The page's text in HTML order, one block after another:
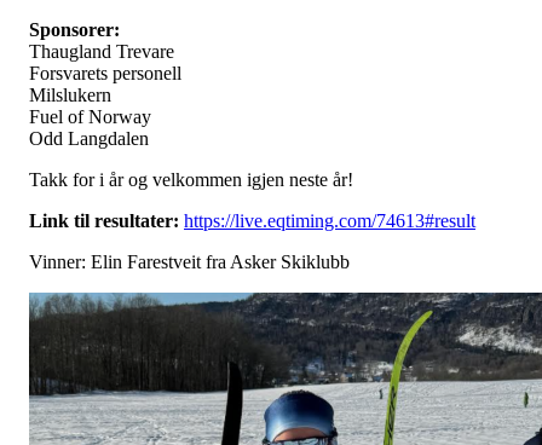
Sponsorer:
Thaugland Trevare
Forsvarets personell
Milslukern
Fuel of Norway
Odd Langdalen
Takk for i år og velkommen igjen neste år!
Link til resultater: https://live.eqtiming.com/74613#result
Vinner: Elin Farestveit fra Asker Skiklubb